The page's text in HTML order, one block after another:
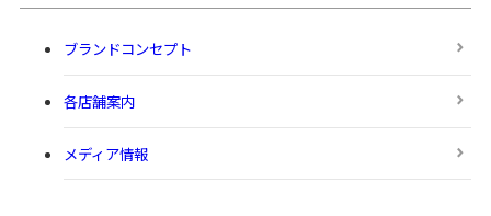
ブランドコンセプト
各店舗案内
メディア情報